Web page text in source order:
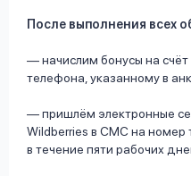
После выполнения всех
— начислим бонусы на
телефона, указанному в
— пришлём электронные
Wildberries в СМС на номер
в течение пяти рабочих